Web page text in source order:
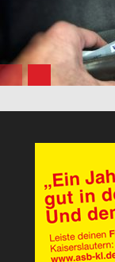
FB Kultur